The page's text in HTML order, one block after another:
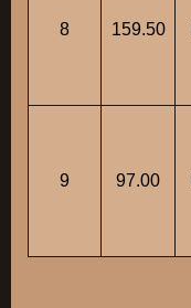
8 159.50
9 97.00